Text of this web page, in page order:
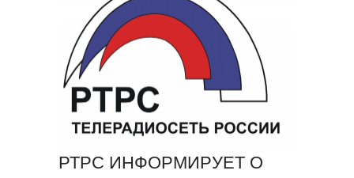
РТРС ИНФОРМИРУЕТ О